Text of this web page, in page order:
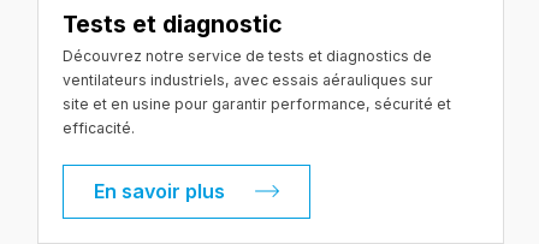
Tests et diagnostic
Découvrez notre service de tests et diagnostics de
ventilateurs industriels, avec essais aérauliques sur
site et en usine pour garantir performance, sécurité et
efficacité.
En savoir plus